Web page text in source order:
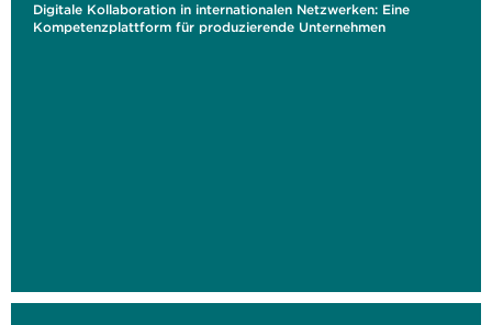
Digitale Kollaboration in internationalen Netzwerken: Eine
Kompetenzplattform für produzierende Unternehmen